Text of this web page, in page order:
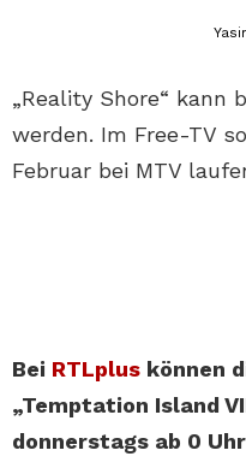
„Reality Shore“ kann
werden. Im Free-TV
Februar bei MTV
Bei RTLplus können
„Temptation Island
donnerstags ab 0